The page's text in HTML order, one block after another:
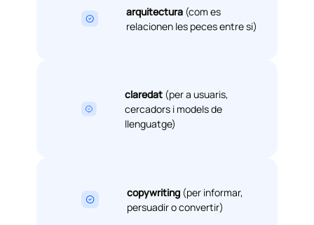
arquitectura (com es
relacionen les peces entre si)
claredat(per a usuaris,
cercadors i models de
llenguatge)
copywriting (per informar,
persuadir o convertir)